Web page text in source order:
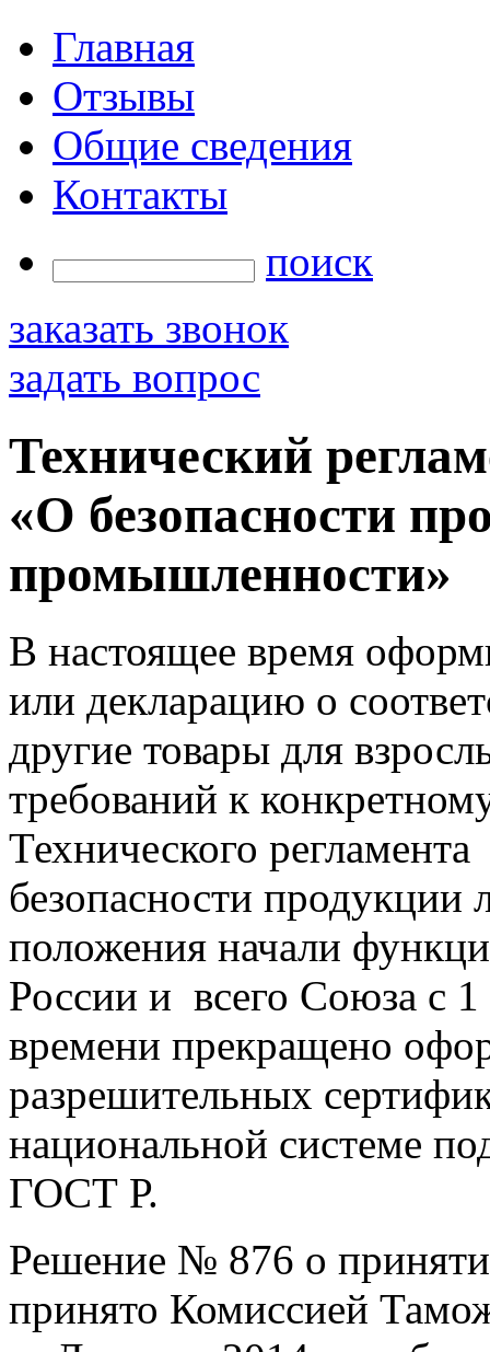
Главная
Отзывы
Общие сведения
Контакты
поиск
заказать звонок
задать вопрос
Технический
«О безопасности
промышленности»
В настоящее время
или декларацию о
другие товары для
требований к
Технического
безопасности
положения начали
России и всего Союза с
времени прекращено
разрешительных
национальной системе
ГОСТ Р.
Решение № 876 о
принято Комиссией